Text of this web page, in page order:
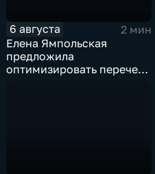
6 августа
2 мин
Елена Ямпольская
предложила
оптимизировать перечень